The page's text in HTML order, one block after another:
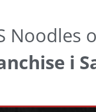
Noodles
i